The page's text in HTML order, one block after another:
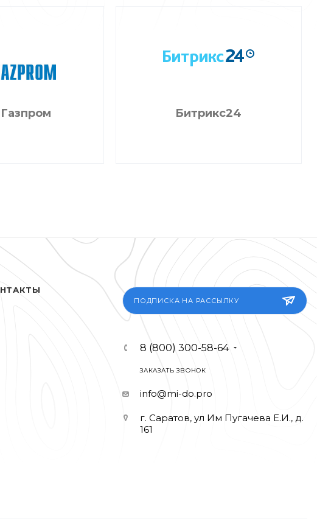
Битрикс24
ПОДПИСКА НА РАССЫЛКУ
8 (800) 300-58-64
ЗАКАЗАТЬ ЗВОНОК
info@mi-do.pro
г. Саратов, ул Им Пугачева Е.И., д.
161